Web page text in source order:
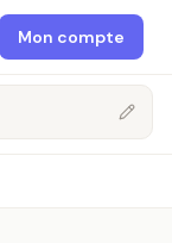
Mon compte